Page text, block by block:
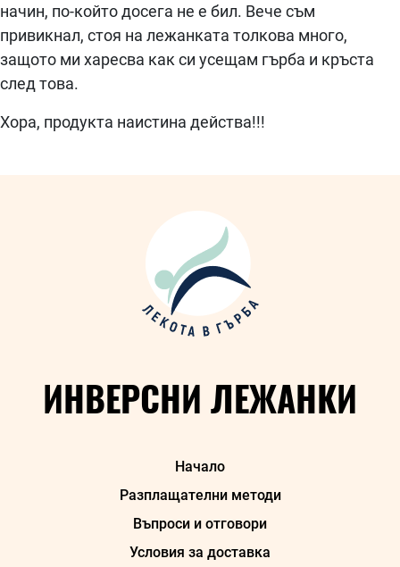
начин, по-който досега не е бил. Вече съм
привикнал, стоя на лежанката толкова много,
защото ми харесва как си усещам гърба и кръста
след това.
Хора, продукта наистина действа!!!
ИНВЕРСНИ ЛЕЖАНКИ
Начало
Разплащателни методи
Въпроси и отговори
Условия за доставка